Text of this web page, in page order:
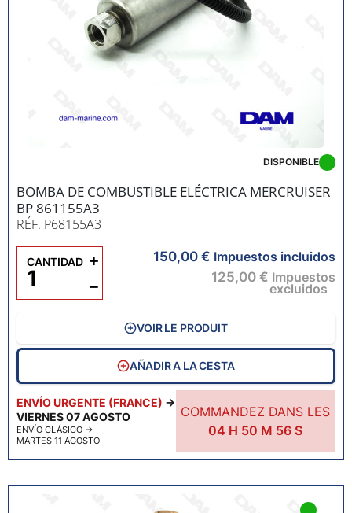
BOMBA DE COMBUSTIBLE ELÉCTRICA MERCRUISER
BP 861155A3
RÉF. P68155A3
ENVÍO URGENTE (FRANCE) →
VIERNES 07 AGOSTO
ENVÍO CLÁSICO →
MARTES 11 AGOSTO
COMMANDEZ DANS LES
04 H 50 M 55 S
DISPONIBLE
150,00 € Impuestos incluidos
125,00 € Impuestos
excluidos
CANTIDAD
−
+
VOIR LE PRODUIT
AÑADIR A LA CESTA